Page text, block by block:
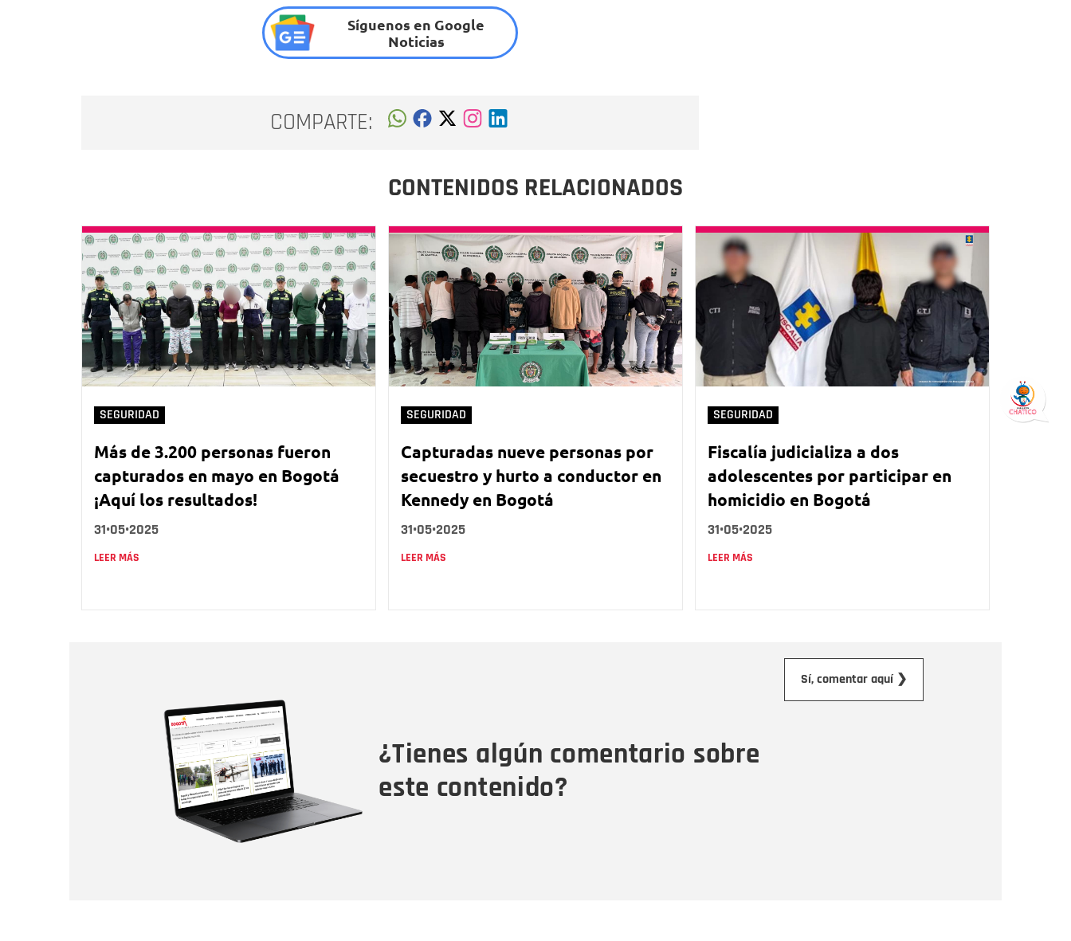
Síguenos en Google
Noticias
COMPARTE:
CONTENIDOS RELACIONADOS
SEGURIDAD
Más de 3.200 personas fueron
capturados en mayo en Bogotá
¡Aquí los resultados!
31•05•2025
LEER MÁS
SEGURIDAD
Capturadas nueve personas por
secuestro y hurto a conductor en
Kennedy en Bogotá
31•05•2025
LEER MÁS
SEGURIDAD
Fiscalía judicializa a dos
adolescentes por participar en
homicidio en Bogotá
31•05•2025
LEER MÁS
¿Tienes algún comentario sobre
este contenido?
Sí, comentar aquí ❯